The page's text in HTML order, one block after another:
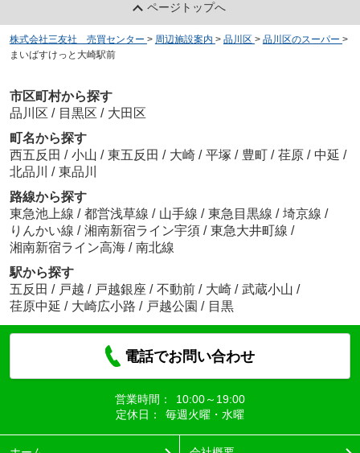
ページトップへ
株式会社三友社 売買センター > 周辺施設案内 > 品川区 > 品川区のスーパー >
まいばすけっと大崎駅前
市区町村から探す
品川区 / 目黒区 / 大田区
町名から探す
西五反田 / 小山 / 東五反田 / 大崎 / 平塚 / 豊町 / 荏原 / 中延 /
北品川 / 東品川
路線から探す
東急池上線 / 都営浅草線 / 山手線 / 東急目黒線 / 埼京線 /
りんかい線 / 湘南新宿ライン宇須 / 東急大井町線 /
湘南新宿ライン高海 / 南北線
駅から探す
五反田 / 戸越 / 戸越銀座 / 不動前 / 大崎 / 武蔵小山 /
荏原中延 / 大崎広小路 / 戸越公園 / 目黒
電話でお問い合わせ
営業時間：
10:00～19:00
定休日：
毎週火曜・水曜